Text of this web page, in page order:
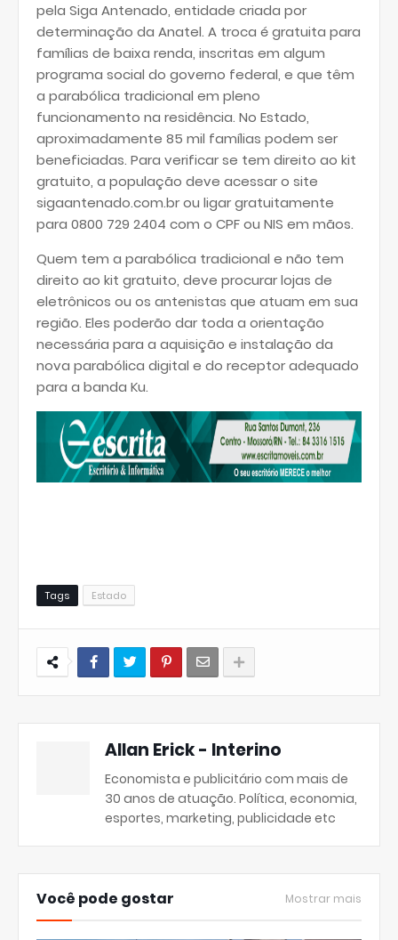
pela Siga Antenado, entidade criada por
determinação da Anatel. A troca é gratuita para
famílias de baixa renda, inscritas em algum
programa social do governo federal, e que têm
a parabólica tradicional em pleno
funcionamento na residência. No Estado,
aproximadamente 85 mil famílias podem ser
beneficiadas. Para verificar se tem direito ao kit
gratuito, a população deve acessar o site
sigaantenado.com.br ou ligar gratuitamente
para 0800 729 2404 com o CPF ou NIS em mãos.
Quem tem a parabólica tradicional e não tem
direito ao kit gratuito, deve procurar lojas de
eletrônicos ou os antenistas que atuam em sua
região. Eles poderão dar toda a orientação
necessária para a aquisição e instalação da
nova parabólica digital e do receptor adequado
para a banda Ku.
Tags Estado
Allan Erick - Interino
Economista e publicitário com mais de
30 anos de atuação. Política, economia,
esportes, marketing, publicidade etc
Você pode gostar Mostrar mais